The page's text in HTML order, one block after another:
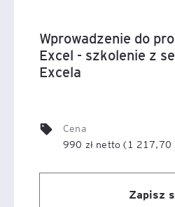
Wprowadzenie do
Excel - szkolenie z
Excela
Cena
990 zł netto (1 217,70
Zapisz